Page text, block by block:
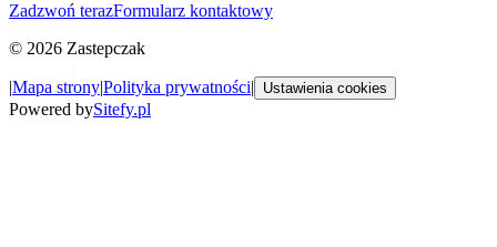
Zadzwoń terazFormularz kontaktowy
© 2026 Zastepczak
Mapa stronyPolityka prywatności Ustawienia cookies
Powered bySitefy.pl